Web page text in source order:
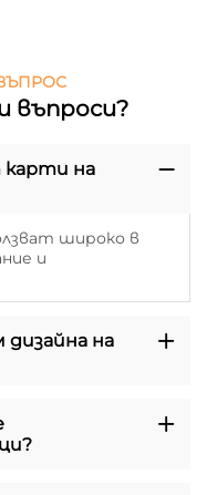
въпроси?
карти на
широко в
и
дизайна на